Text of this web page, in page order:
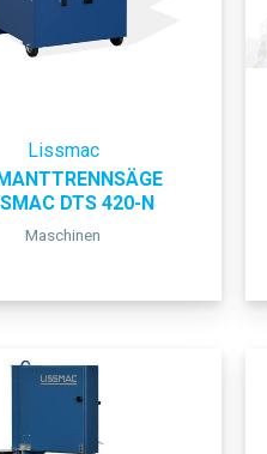
Lissmac
DTS 420-N
Maschinen